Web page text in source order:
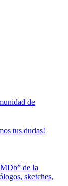
de
tus dudas!
de la
sketches,